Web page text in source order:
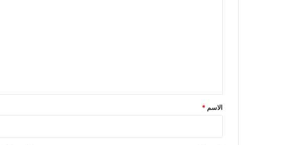
*
الاسم *